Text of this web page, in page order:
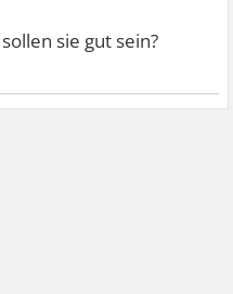
sie gut sein?